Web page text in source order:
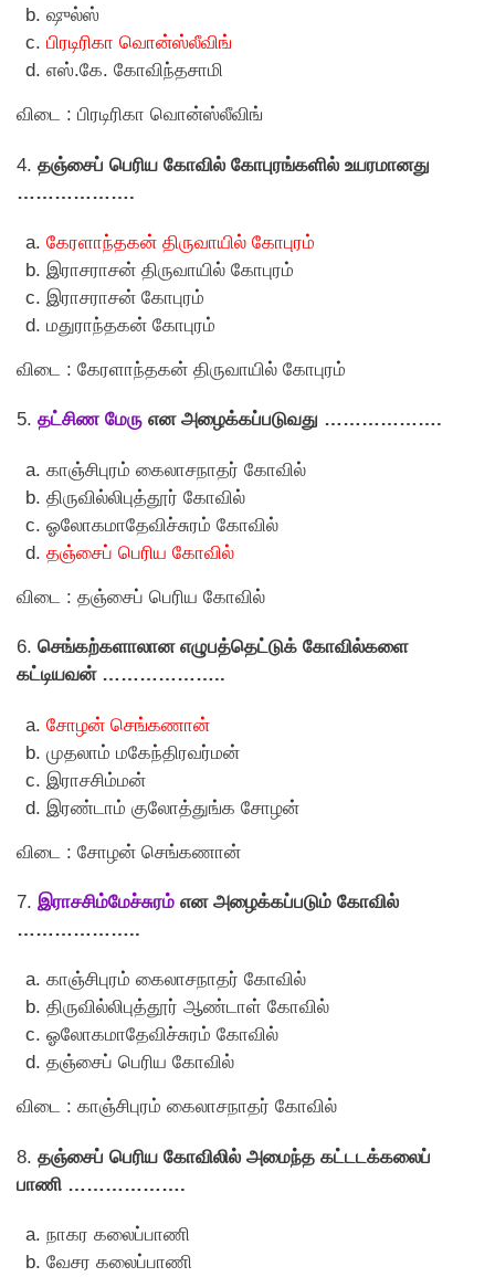
ஷுல்ஸ்
பிரடிரிகா வொன்ஸ்லீவிங்
எஸ்.கே. கோவிந்தசாமி
விடை : பிரடிரிகா வொன்ஸ்லீவிங்
4. தஞ்சைப் பெரிய கோவில் கோபுரங்களில் உயரமானது
……………….
கேரளாந்தகன் திருவாயில் கோபுரம்
இராசராசன் திருவாயில் கோபுரம்
இராசராசன் கோபுரம்
மதுராந்தகன் கோபுரம்
விடை : கேரளாந்தகன் திருவாயில் கோபுரம்
5. தட்சிண மேரு என அழைக்கப்படுவது ……………….
காஞ்சிபுரம் கைலாசநாதர் கோவில்
திருவில்லிபுத்தூர் கோவில்
ஓலோகமாதேவிச்சுரம் கோவில்
தஞ்சைப் பெரிய கோவில்
விடை : தஞ்சைப் பெரிய கோவில்
6. செங்கற்களாலான எழுபத்தெட்டுக் கோவில்களை
கட்டியவன் ………………..
சோழன் செங்கணான்
முதலாம் மகேந்திரவர்மன்
இராசசிம்மன்
இரண்டாம் குலோத்துங்க சோழன்
விடை : சோழன் செங்கணான்
7. இராசசிம்மேச்சுரம் என அழைக்கப்படும் கோவில்
………………..
காஞ்சிபுரம் கைலாசநாதர் கோவில்
திருவில்லிபுத்தூர் ஆண்டாள் கோவில்
ஓலோகமாதேவிச்சுரம் கோவில்
தஞ்சைப் பெரிய கோவில்
விடை : காஞ்சிபுரம் கைலாசநாதர் கோவில்
8. தஞ்சைப் பெரிய கோவிலில் அமைந்த கட்டடக்கலைப்
பாணி ……………….
நாகர கலைப்பாணி
வேசர கலைப்பாணி